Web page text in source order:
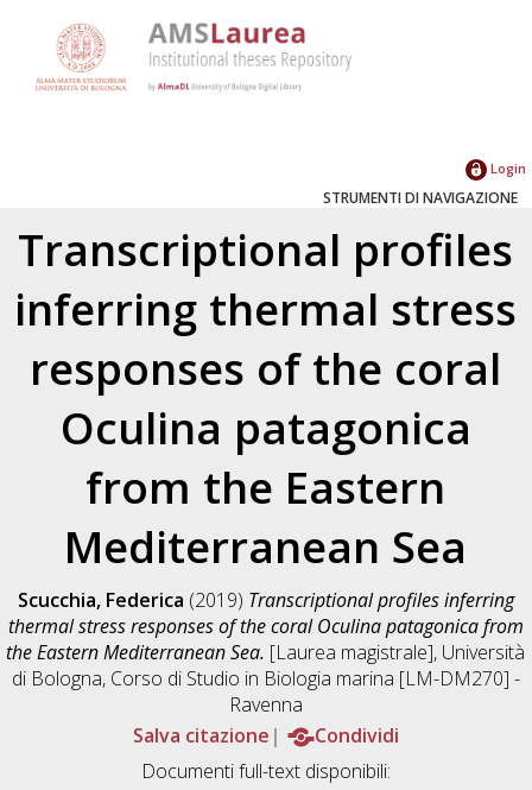
Login
STRUMENTI DI NAVIGAZIONE
Transcriptional profiles
inferring thermal stress
responses of the coral
Oculina patagonica
from the Eastern
Mediterranean Sea
Scucchia, Federica (2019) Transcriptional profiles inferring
thermal stress responses of the coral Oculina patagonica from
the Eastern Mediterranean Sea. [Laurea magistrale], Università
di Bologna, Corso di Studio in Biologia marina [LM-DM270] -
Ravenna
Salva citazione
Condividi
Documenti full-text disponibili: